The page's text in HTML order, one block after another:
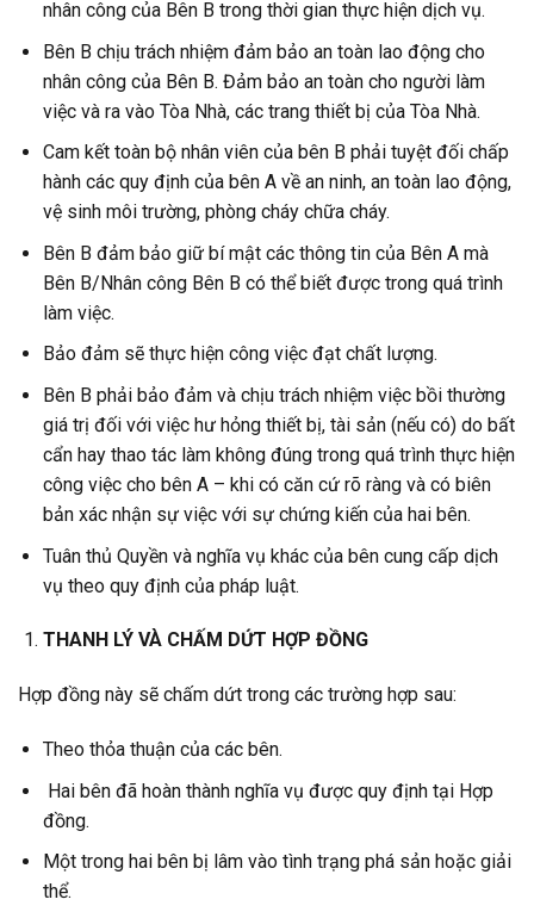
nhân công của Bên B trong thời gian thực hiện dịch vụ.
Bên B chịu trách nhiệm đảm bảo an toàn lao động cho
nhân công của Bên B. Đảm bảo an toàn cho người làm
việc và ra vào Tòa Nhà, các trang thiết bị của Tòa Nhà.
Cam kết toàn bộ nhân viên của bên B phải tuyệt đối chấp
hành các quy định của bên A về an ninh, an toàn lao động,
vệ sinh môi trường, phòng cháy chữa cháy.
Bên B đảm bảo giữ bí mật các thông tin của Bên A mà
Bên B/Nhân công Bên B có thể biết được trong quá trình
làm việc.
Bảo đảm sẽ thực hiện công việc đạt chất lượng.
Bên B phải bảo đảm và chịu trách nhiệm việc bồi thường
giá trị đối với việc hư hỏng thiết bị, tài sản (nếu có) do bất
cẩn hay thao tác làm không đúng trong quá trình thực hiện
công việc cho bên A – khi có căn cứ rõ ràng và có biên
bản xác nhận sự việc với sự chứng kiến của hai bên.
Tuân thủ Quyền và nghĩa vụ khác của bên cung cấp dịch
vụ theo quy định của pháp luật.
THANH LÝ VÀ CHẤM DỨT HỢP ĐỒNG
Hợp đồng này sẽ chấm dứt trong các trường hợp sau:
Theo thỏa thuận của các bên.
Hai bên đã hoàn thành nghĩa vụ được quy định tại Hợp
đồng.
Một trong hai bên bị lâm vào tình trạng phá sản hoặc giải
thể.